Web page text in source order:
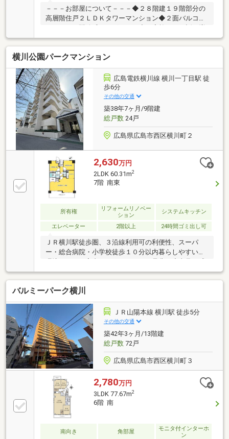
－－－お部屋について－－－◆２８階建１９階部分の
高層階住戸２ＬＤＫタワーマンション◆２面バルコニ
ーのため、開放感がございます◆ご家族でのお話も増
える対面式キッチン◆各居室がバルコニーに面してい
るため、陽当たり良好です◆周辺に遮蔽物がないた
め、眺望・通風が良好です◆駐車場や駐輪場もオート
ロックがありセキュリティも充実
横川公園パークマンション
広島電鉄横川線 横川一丁目駅 徒
歩6分
その他の交通
築38年7ヶ月/9階建
総戸数24戸
広島県広島市西区横川町２
2,630万円
2LDK 60.31m2
7階 南東
所有権
リフォームリノベー
ション
システムキッチン
エレベーター 2階以上 24時間ゴミ出し可
ＪＲ横川駅徒歩圏、３沿線利用可の利便性、スーパ
ー・総合病院・小学校徒歩１０分以内暮らしやすい住
環境です。ご案内いたしますので、是非一度内見を感
動します。
バルミーパーク横川
ＪＲ山陽本線 横川駅 徒歩5分
その他の交通
築42年3ヶ月/13階建
総戸数72戸
広島県広島市西区横川町３
2,780万円
3LDK 77.67m2
6階 南
南向き 角部屋
モニタ付インターホ
ン